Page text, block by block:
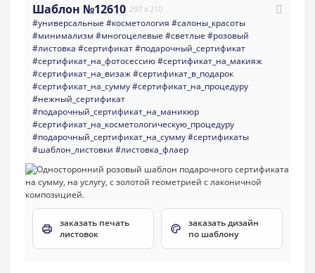
Шаблон №12610 297 x 210
#универсальные #косметология #салоны_красоты
#минимализм #многоцелевые #светлые #розовый
#листовка #сертификат#подарочный_сертификат
#сертификат_на_фотосессию#сертификат_на_макияж
#сертификат_на_визаж#сертификат_в_подарок
#сертификат_на_сумму#сертификат_на_процедуру
#нежный_сертификат
#подарочный_сертификат_на_маникюр
#сертификат_на_косметологическую_процедуру
#подарочный_сертификат_на_сумму#сертификаты
#шаблон_листовки #листовка_флаер
заказать печать
листовок
заказать дизайн
по шаблону